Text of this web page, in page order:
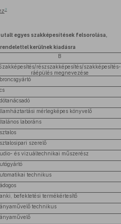
3
egyes szakképesítések felsorolása,
kerülnek kiadásra
B
részszakképesítés/szakképesítés-
ráépülés megnevezése
mérlegképes könyvelő
laboráns
szerelő
és vizuáltechnikai műszerész
technikus
befektetési termékértesítő
technikus